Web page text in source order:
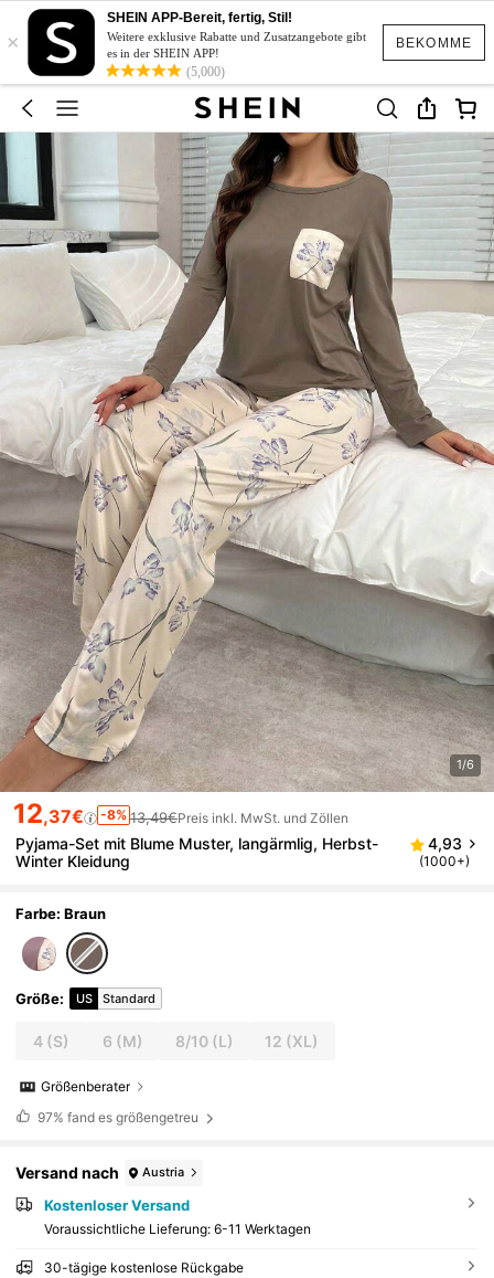
BEKOMME
×
SHEIN APP-Bereit, fertig, Stil!
Weitere exklusive Rabatte und Zusatzangebote gibt
es in der SHEIN APP!
(5,000)
1/6
12,37€ -8% 13,49€Preis inkl. MwSt. und Zöllen
Pyjama-Set mit Blume Muster, langärmlig, Herbst-
Winter Kleidung
4,93
(1000+)
Farbe: Braun
Größe: US Standard
4 (S) 6 (M) 8/10(L) 12 (XL)
Größenberater
97% fand es größengetreu
Versand nach Austria
Kostenloser Versand
Voraussichtliche Lieferung: 6-11 Werktagen
30-tägige kostenlose Rückgabe